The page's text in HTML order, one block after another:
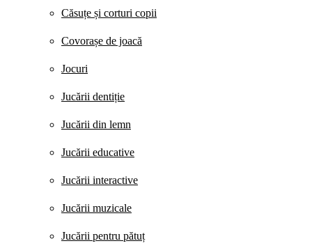
Căsuțe și corturi copii
Covorașe de joacă
Jocuri
Jucării dentiție
Jucării din lemn
Jucării educative
Jucării interactive
Jucării muzicale
Jucării pentru pătuț